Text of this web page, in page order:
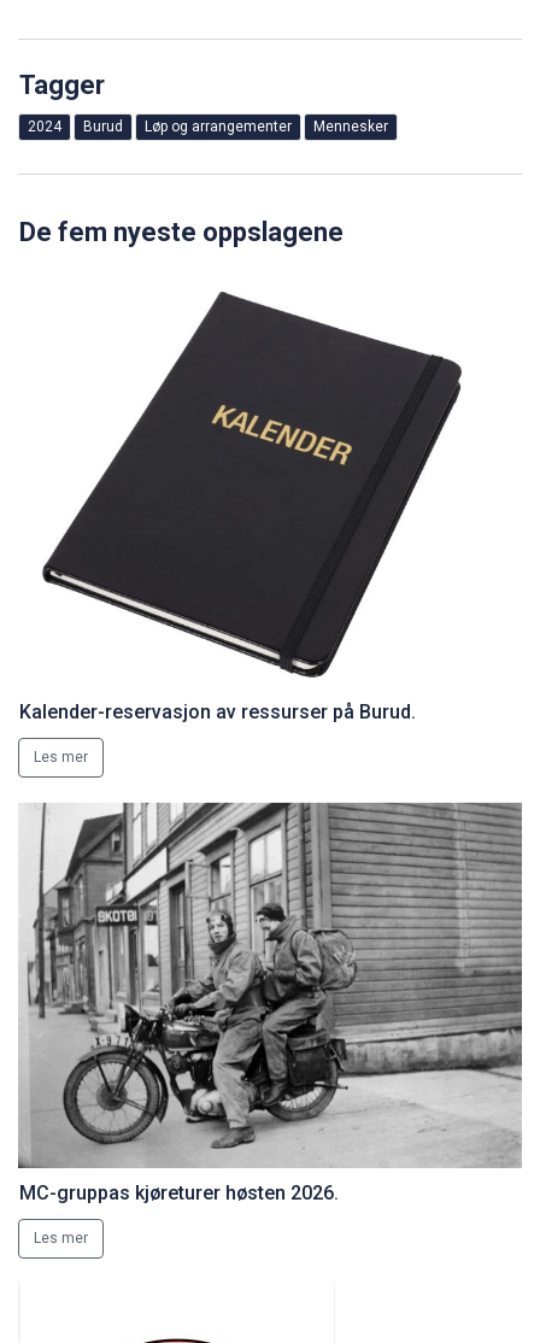
Tagger
2024 Burud Løp og arrangementer Mennesker
De fem nyeste oppslagene
Kalender-reservasjon av ressurser på Burud.
Les mer
MC-gruppas kjøreturer høsten 2026.
Les mer